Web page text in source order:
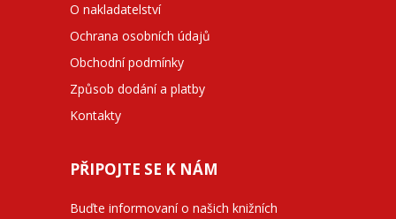
O nakladatelství
Ochrana osobních údajů
Obchodní podmínky
Způsob dodání a platby
Kontakty
PŘIPOJTE SE K NÁM
Buďte informovaní o našich knižních